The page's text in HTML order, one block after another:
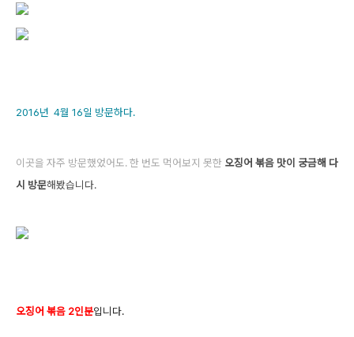
2016년 4월 16일 방문하다.
이곳을 자주 방문했었어도. 한 번도 먹어보지 못한 오징어 볶음 맛이 궁금해 다
시 방문해봤습니다.
오징어 볶음 2인분입니다.